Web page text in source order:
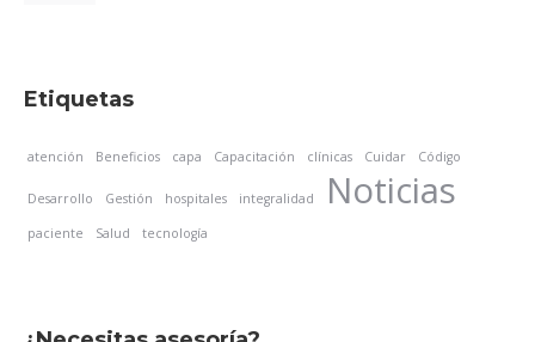
Etiquetas
atención Beneficios capa Capacitación clínicas Cuidar Código
Desarrollo Gestión hospitales integralidad Noticias
paciente Salud tecnología